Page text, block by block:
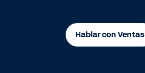
Hablar con Ventas